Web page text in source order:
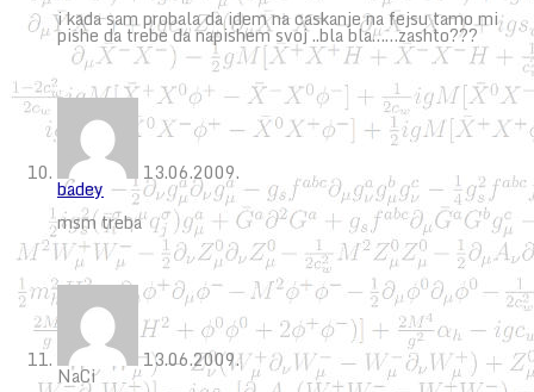
i kada sam probala da idem na caskanje na fejsu tamo mi
pishe da trebe da napishem svoj ..bla bla……zashto???
13.06.2009.
badey
msm treba
13.06.2009.
NaCi